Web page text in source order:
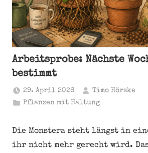
Arbeitsprobe: Nächste
bestimmt
29. April 2026
Timo Hörske
Pflanzen mit Haltung
Die Monstera steht längst in
ihr nicht mehr gerecht wird.